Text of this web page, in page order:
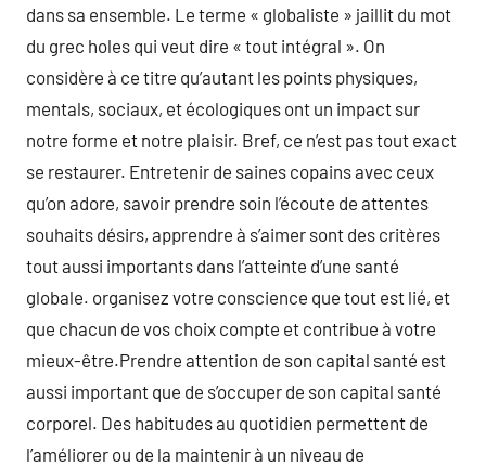
dans sa ensemble. Le terme « globaliste » jaillit du mot
du grec holes qui veut dire « tout intégral ». On
considère à ce titre qu’autant les points physiques,
mentals, sociaux, et écologiques ont un impact sur
notre forme et notre plaisir. Bref, ce n’est pas tout exact
se restaurer. Entretenir de saines copains avec ceux
qu’on adore, savoir prendre soin l’écoute de attentes
souhaits désirs, apprendre à s’aimer sont des critères
tout aussi importants dans l’atteinte d’une santé
globale. organisez votre conscience que tout est lié, et
que chacun de vos choix compte et contribue à votre
mieux-être.Prendre attention de son capital santé est
aussi important que de s’occuper de son capital santé
corporel. Des habitudes au quotidien permettent de
l’améliorer ou de la maintenir à un niveau de